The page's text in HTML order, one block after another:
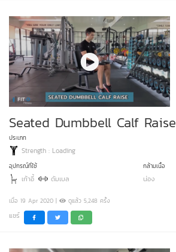
Seated Dumbbell Calf Raise
ประเภท
Strength : Loading
อุปกรณ์ที่ใช้
เก้าอี้ ดัมเบล
กล้ามเนื้อ
น่อง
เมื่อ 19 Apr 2020 | ดูแล้ว 5,248 ครั้ง
แชร์